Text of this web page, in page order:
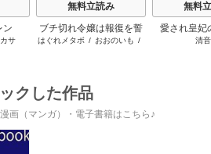
ン
サ
無料立読み
ブチ切れ令嬢は報復を誓
いました。
はぐれメタボ / おおのいも /
無料
愛され皇妃
清
クした作品
画（マンガ）・電子書籍はこちら♪